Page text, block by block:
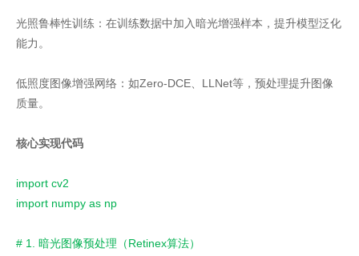
光照鲁棒性训练：在训练数据中加入暗光增强样本，提升模型泛化
能力。
低照度图像增强网络：如Zero-DCE、LLNet等，预处理提升图像
质量。
核心实现代码
import cv2
import numpy as np
# 1. 暗光图像预处理（Retinex算法）